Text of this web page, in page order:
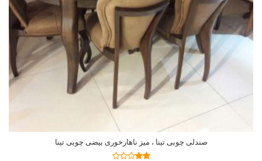
صندلی چوبی تینا ، میز ناهارخوری بیضی چوبی تینا